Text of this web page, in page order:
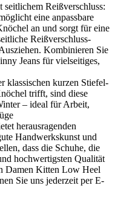
seitlichem Reißverschluss:
eine anpassbare
an und sorgt für eine
Reißverschluss-
Kombinieren Sie
Jeans für vielseitiges,
klassischen kurzen Stiefel-
trifft, sind diese
– ideal für Arbeit,
herausragenden
Handwerkskunst und
dass die Schuhe, die
hochwertigsten Qualität
Damen Kitten Low Heel
Sie uns jederzeit per E-